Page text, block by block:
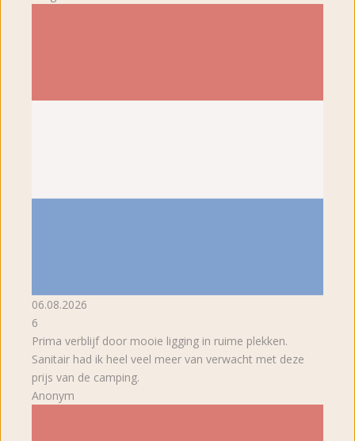
06.08.2026
6
Prima verblijf door mooie ligging in ruime plekken.
Sanitair had ik heel veel meer van verwacht met deze
prijs van de camping.
Anonym